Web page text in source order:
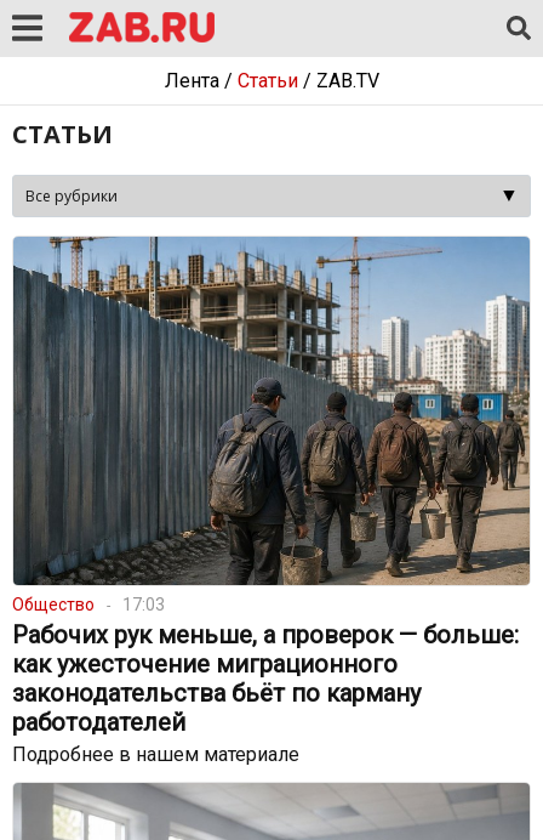
Лента/ Статьи/ ZAB.TV
СТАТЬИ
Общество 17:03
Рабочих рук меньше, а проверок — больше:
как ужесточение миграционного
законодательства бьёт по карману
работодателей
Подробнее в нашем материале